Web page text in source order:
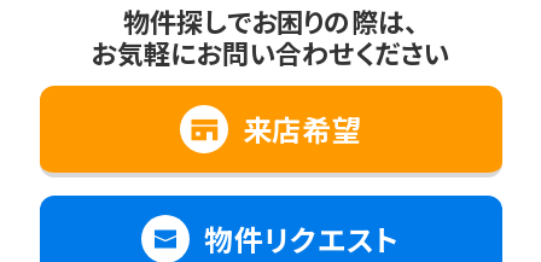
物件探しでお困りの際は、
お気軽にお問い合わせください
来店希望
物件リクエスト